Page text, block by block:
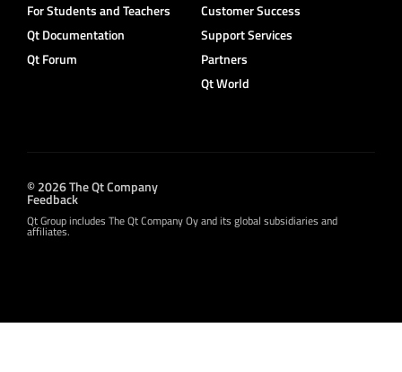
For Students and Teachers
Qt Documentation
Qt Forum
Customer Success
Support Services
Partners
Qt World
© 2026 The Qt Company
Feedback
Qt Group includes The Qt Company Oy and its global subsidiaries and
affiliates.